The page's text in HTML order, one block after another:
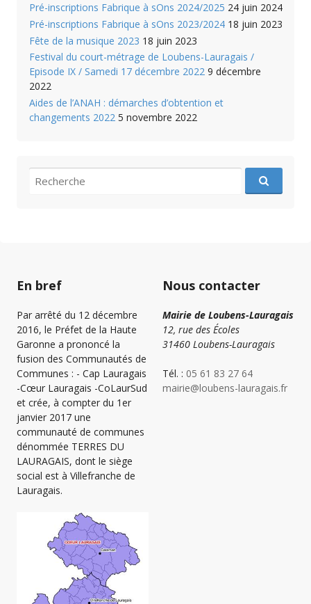
Pré-inscriptions Fabrique à sOns 2024/2025 24 juin 2024
Pré-inscriptions Fabrique à sOns 2023/2024 18 juin 2023
Fête de la musique 2023 18 juin 2023
Festival du court-métrage de Loubens-Lauragais /
Episode IX / Samedi 17 décembre 2022 9 décembre
2022
Aides de l’ANAH : démarches d’obtention et
changements 2022 5 novembre 2022
recherche
pour
En bref
Par arrêté du 12 décembre
2016, le Préfet de la Haute
Garonne a prononcé la
fusion des Communautés de
Communes : - Cap Lauragais
-Cœur Lauragais -CoLaurSud
et crée, à compter du 1er
janvier 2017 une
communauté de communes
dénommée TERRES DU
LAURAGAIS, dont le siège
social est à Villefranche de
Lauragais.
Nous contacter
Mairie de Loubens-Lauragais
12, rue des Écoles
31460 Loubens-Lauragais
Tél. : 05 61 83 27 64
mairie@loubens-lauragais.fr